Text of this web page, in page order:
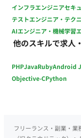
インフラエンジニアセキ
テストエンジニア・テク
AIエンジニア・機械学習
他のスキルで求人
PHPJavaRubyAndroid
Objective-CPython
フリーランス・副業・